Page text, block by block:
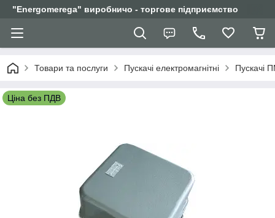
"Еnergomerega" виробничо - торгове підприємство
Товари та послуги Пускачі електромагнітні Пускачі
Ціна без ПДВ